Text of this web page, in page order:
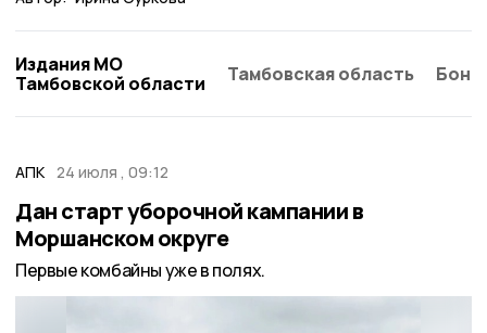
Издания МО
Тамбовской области
Тамбовская область
АПК 24 июля , 09:12
Дан старт уборочной кампании в
Моршанском округе
Первые комбайны уже в полях.